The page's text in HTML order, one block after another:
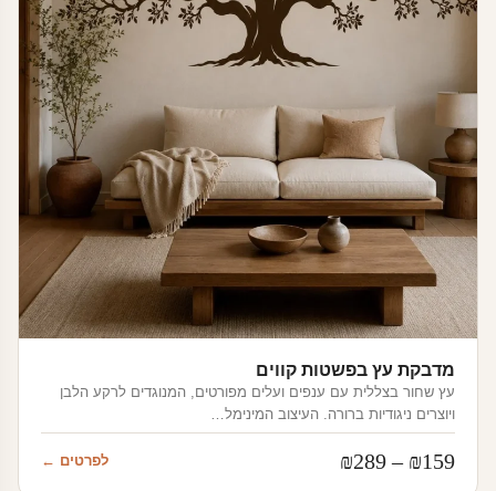
מדבקת עץ בפשטות קווים
עץ שחור בצללית עם ענפים ועלים מפורטים, המנוגדים לרקע הלבן
ויוצרים ניגודיות ברורה. העיצוב המינימל…
₪159
–
₪289 לפרטים ←